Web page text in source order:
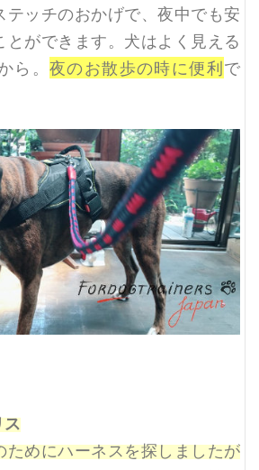
テッチのおかげで、夜中でも安
とができます。犬はよく見える
ら。 夜のお散歩の時に便利で
ス
ためにハーネスを探しましたが